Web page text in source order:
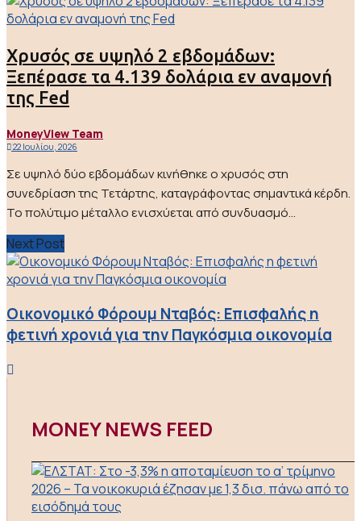
Χρυσός σε υψηλό 2 εβδομάδων:
Ξεπέρασε τα 4.139 δολάρια εν αναμονή
της Fed
MoneyView Team
22 Ιουλίου, 2026
Σε υψηλό δύο εβδομάδων κινήθηκε ο χρυσός στη
συνεδρίαση της Τετάρτης, καταγράφοντας σημαντικά κέρδη.
Το πολύτιμο μέταλλο ενισχύεται από συνδυασμό...
Next Post
Οικονομικό Φόρουμ Νταβός: Επισφαλής η
φετινή χρονιά για την Παγκόσμια οικονομία
MONEY NEWS FEED